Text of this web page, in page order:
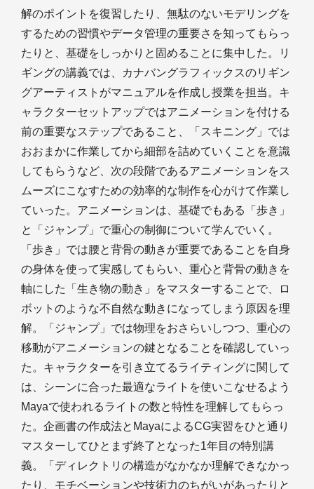
解のポイントを復習したり、無駄のないモデリングを
するための習慣やデータ管理の重要さを知ってもらっ
たりと、基礎をしっかりと固めることに集中した。リ
ギングの講義では、カナバングラフィックスのリギン
グアーティストがマニュアルを作成し授業を担当。キ
ャラクターセットアップではアニメーションを付ける
前の重要なステップであること、「スキニング」では
おおまかに作業してから細部を詰めていくことを意識
してもらうなど、次の段階であるアニメーションをス
ムーズにこなすための効率的な制作を心がけて作業し
ていった。アニメーションは、基礎でもある「歩き」
と「ジャンプ」で重心の制御について学んでいく。
「歩き」では腰と背骨の動きが重要であることを自身
の身体を使って実感してもらい、重心と背骨の動きを
軸にした「生き物の動き」をマスターすることで、ロ
ボットのような不自然な動きになってしまう原因を理
解。「ジャンプ」では物理をおさらいしつつ、重心の
移動がアニメーションの鍵となることを確認していっ
た。キャラクターを引き立てるライティングに関して
は、シーンに合った最適なライトを使いこなせるよう
Mayaで使われるライトの数と特性を理解してもらっ
た。企画書の作成法とMayaによるCG実習をひと通り
マスターしてひとまず終了となった1年目の特別講
義。「ディレクトリの構造がなかなか理解できなかっ
たり、モチベーションや技術力のちがいがあったりと